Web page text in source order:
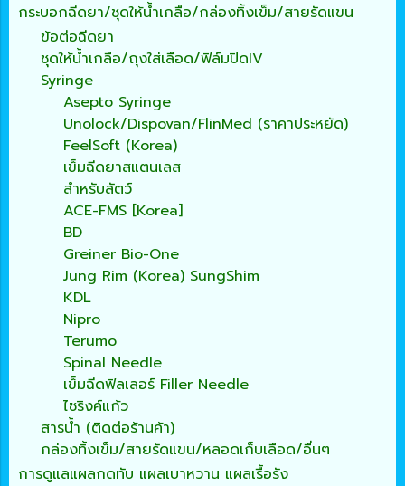
กระบอกฉีดยา/ชุดให้น้ำเกลือ/กล่องทิ้งเข็ม/สายรัดแขน
ข้อต่อฉีดยา
ชุดให้น้ำเกลือ/ถุงใส่เลือด/ฟิล์มปิดIV
Syringe
Asepto Syringe
Unolock/Dispovan/FlinMed (ราคาประหยัด)
FeelSoft (Korea)
เข็มฉีดยาสแตนเลส
สำหรับสัตว์
ACE-FMS [Korea]
BD
Greiner Bio-One
Jung Rim (Korea) SungShim
KDL
Nipro
Terumo
Spinal Needle
เข็มฉีดฟิลเลอร์ Filler Needle
ไซริงค์แก้ว
สารน้ำ (ติดต่อร้านค้า)
กล่องทิ้งเข็ม/สายรัดแขน/หลอดเก็บเลือด/อื่นๆ
การดูแลแผลกดทับ แผลเบาหวาน แผลเรื้อรัง